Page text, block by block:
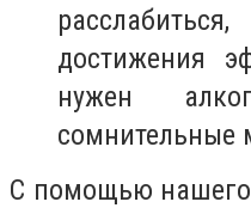
достижения
нужен
сомнительные
С помощью нашего